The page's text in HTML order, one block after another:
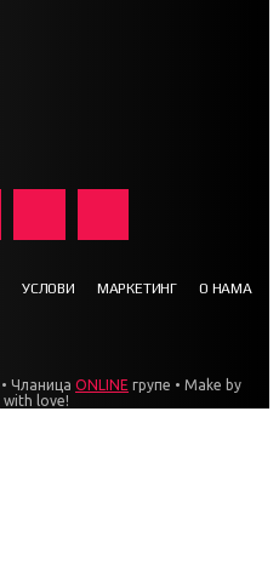
УСЛОВИ МАРКЕТИНГ О НАМА
• Чланица ONLINE групе • Make by
with love!